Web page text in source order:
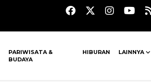
PARIWISATA &
BUDAYA
HIBURAN LAINNYA